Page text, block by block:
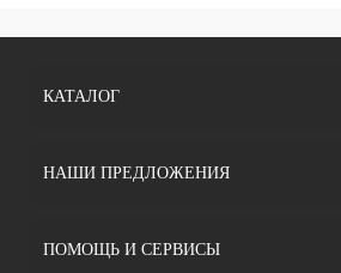
КАТАЛОГ
НАШИ ПРЕДЛОЖЕНИЯ
ПОМОЩЬ И СЕРВИСЫ